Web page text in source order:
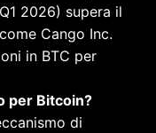
2026) supera il
Cango Inc.
in BTC per
per Bitcoin?
di